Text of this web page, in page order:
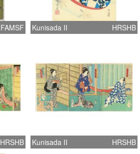
FAMSF Kunisada II HRSHB
HRSHB Kunisada II HRSHB